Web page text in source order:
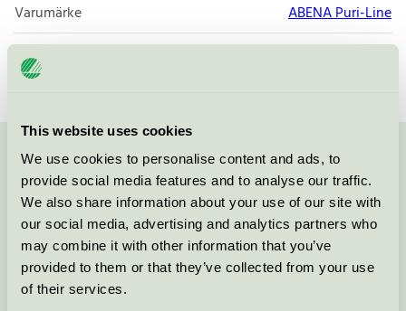
This website uses cookies
We use cookies to personalise content and ads, to
provide social media features and to analyse our traffic.
We also share information about your use of our site with
our social media, advertising and analytics partners who
may combine it with other information that you’ve
provided to them or that they’ve collected from your use
of their services.
Varumärke
ABENA Puri-Line
Licensnummer
5026 0244
Kontakta oss på 08-55 55 24 00eller via formuläret:
Fortsätt